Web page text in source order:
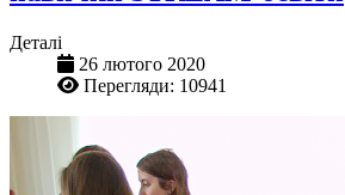
Деталі
26 лютого 2020
Перегляди: 10941